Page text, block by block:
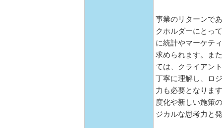
事業のリターンで
クホルダーにとっ
に統計やマーケテ
求められます。ま
ては、クライアン
丁寧に理解し、ロ
力も必要となりま
度化や新しい施策
ジカルな思考力と